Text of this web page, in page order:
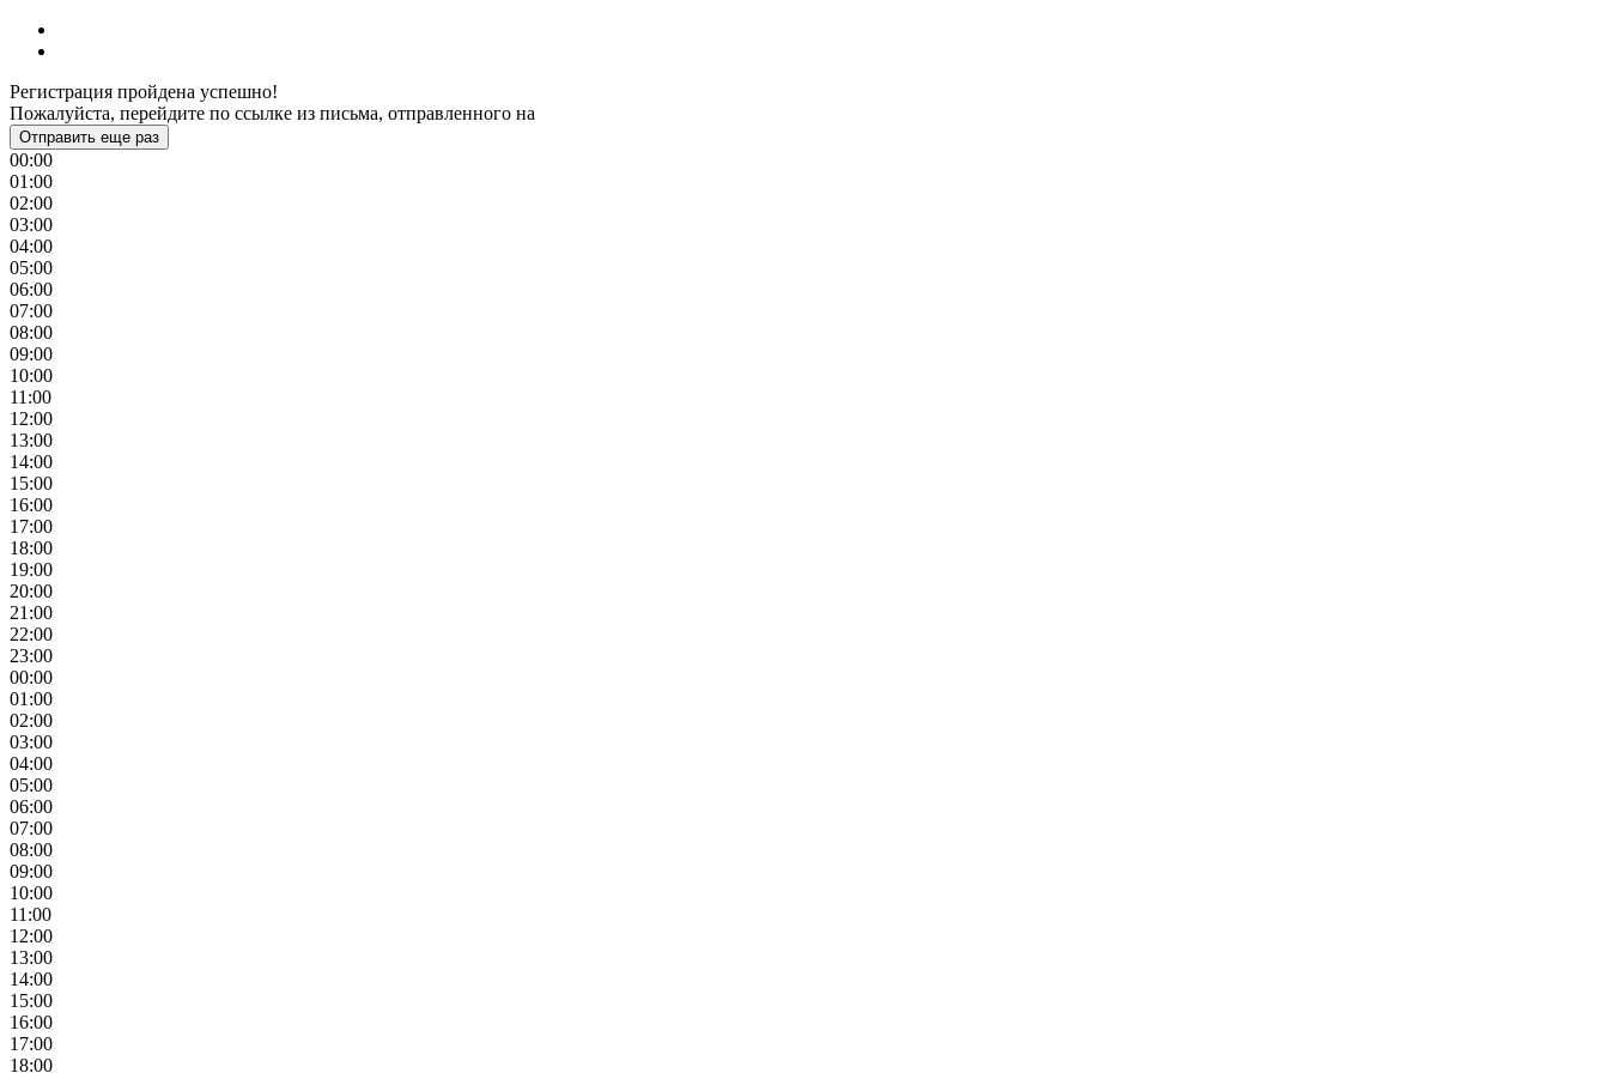
Регистрация пройдена успешно!
Пожалуйста, перейдите по ссылке из письма, отправленного на
Отправить еще раз
00:00
01:00
02:00
03:00
04:00
05:00
06:00
07:00
08:00
09:00
10:00
11:00
12:00
13:00
14:00
15:00
16:00
17:00
18:00
19:00
20:00
21:00
22:00
23:00
00:00
01:00
02:00
03:00
04:00
05:00
06:00
07:00
08:00
09:00
10:00
11:00
12:00
13:00
14:00
15:00
16:00
17:00
18:00